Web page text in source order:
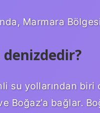
Marmara
denizdedir?
su yollarından biri
Boğaz’a bağlar.